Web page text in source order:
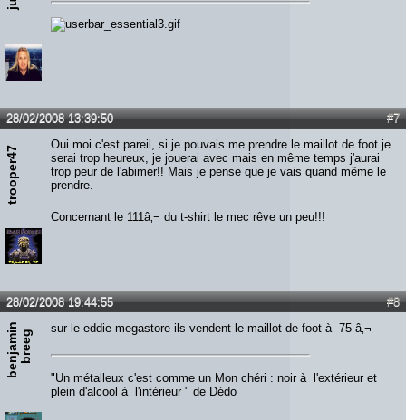
#7
28/02/2008 13:39:50
trooper47
Oui moi c'est pareil, si je pouvais me prendre le maillot de foot je
serai trop heureux, je jouerai avec mais en même temps j'aurai
trop peur de l'abimer!! Mais je pense que je vais quand même le
prendre.
Concernant le 111â‚¬ du t-shirt le mec rêve un peu!!!
#8
28/02/2008 19:44:55
b
e
n
j
a
mi
n
b
r
e
eg
sur le eddie megastore ils vendent le maillot de foot à 75 â‚¬
"Un métalleux c'est comme un Mon chéri : noir à l'extérieur et
plein d'alcool à l'intérieur " de Dédo